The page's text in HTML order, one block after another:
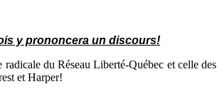
y prononcera un discours!
radicale du Réseau Liberté-Québec et celle des
et Harper!